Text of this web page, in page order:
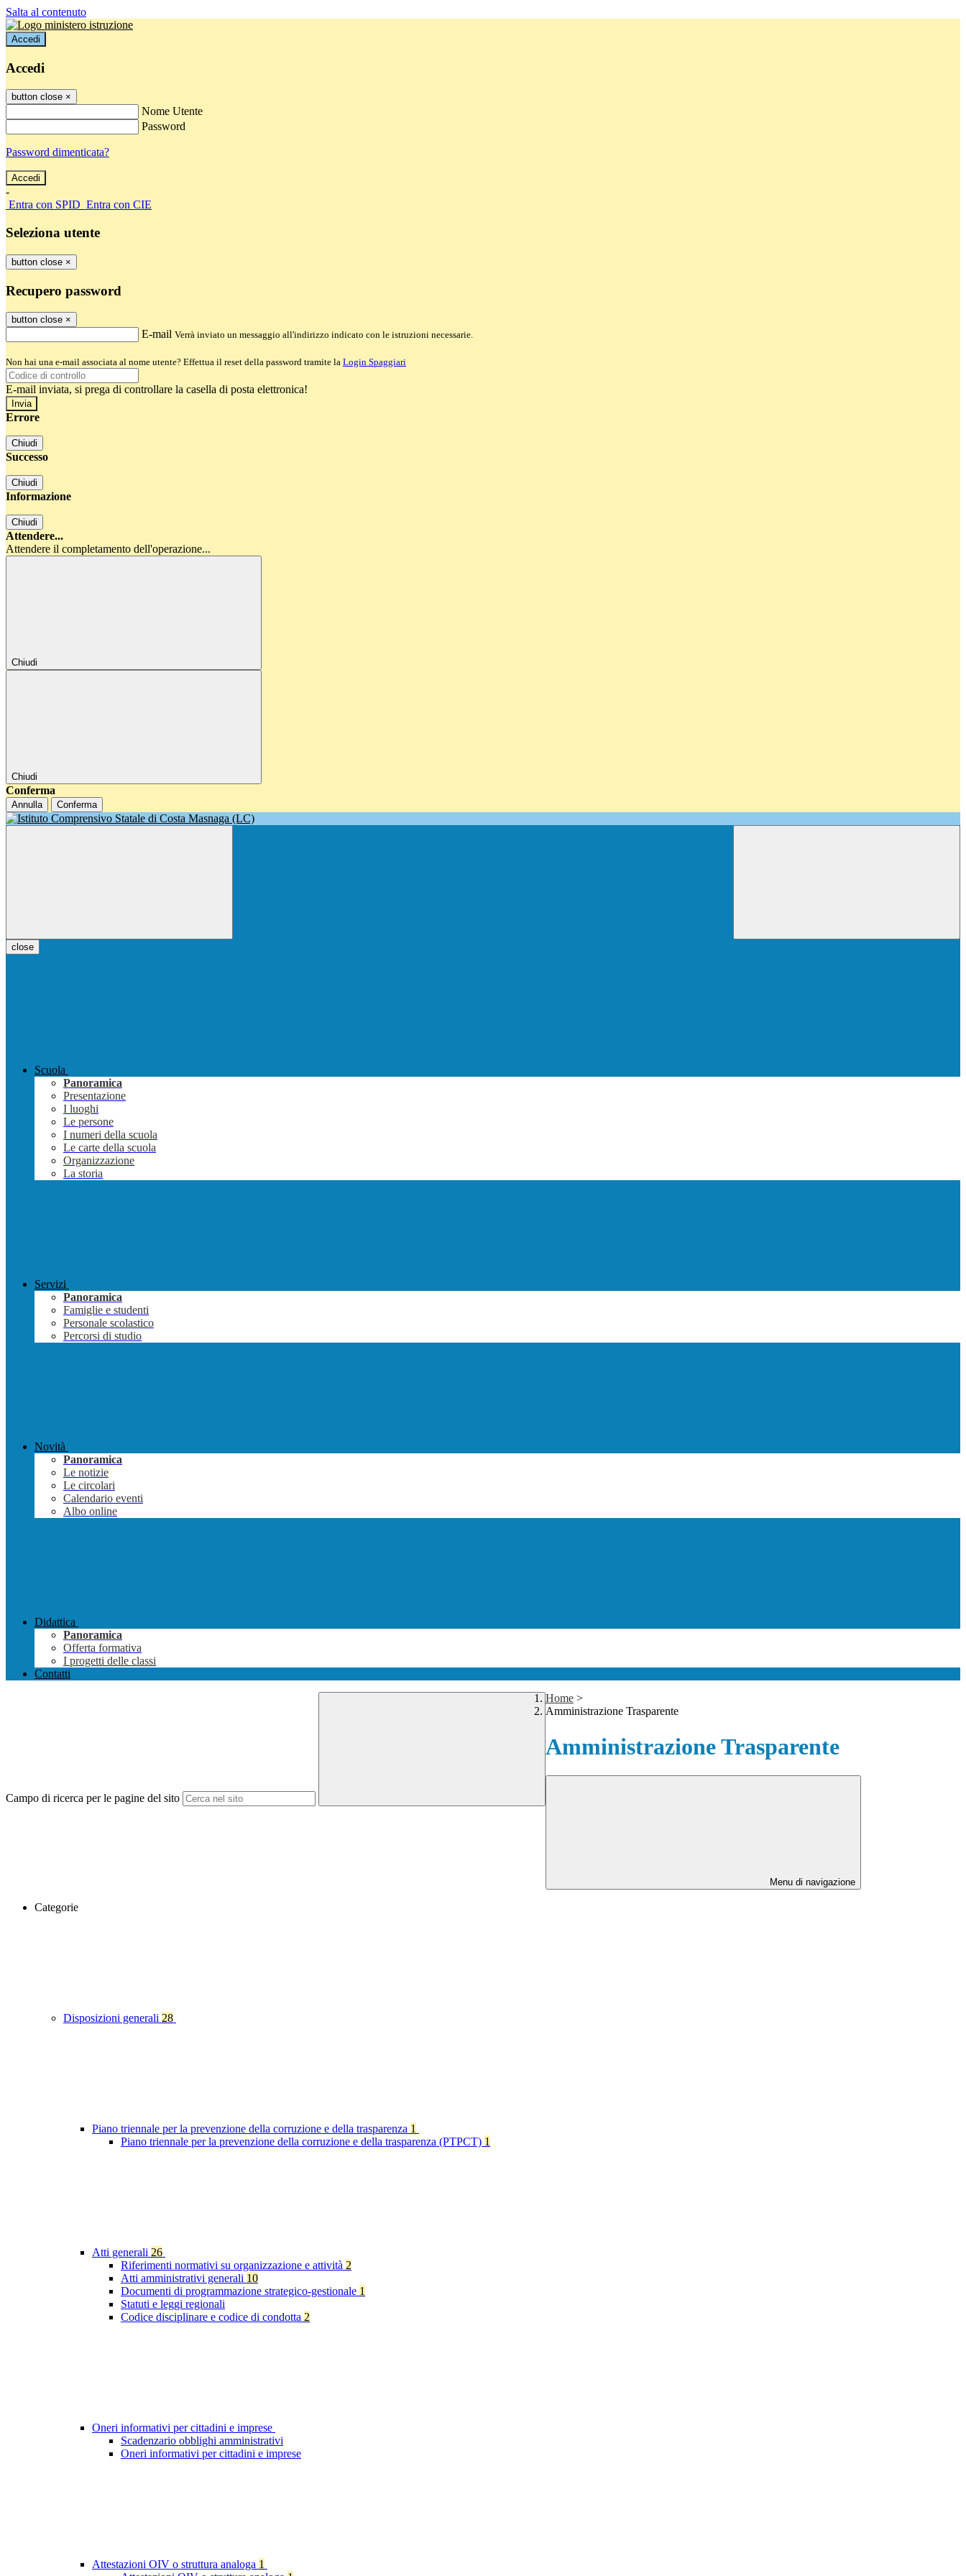
Salta al contenuto
Accedi
Accedi
button close ×
Nome Utente
Password
Password dimenticata?
-
Entra con SPID Entra con CIE
Seleziona utente
button close ×
Recupero password
button close ×
E-mail Verrà inviato un messaggio all'indirizzo indicato con le istruzioni necessarie.
Non hai una e-mail associata al nome utente? Effettua il reset della password tramite la Login Spaggiari
E-mail inviata, si prega di controllare la casella di posta elettronica!
Errore
Chiudi
Successo
Chiudi
Informazione
Chiudi
Attendere...
Attendere il completamento dell'operazione...
Chiudi
Chiudi
Conferma
Annulla Conferma
close
Scuola
Panoramica
Presentazione
I luoghi
Le persone
I numeri della scuola
Le carte della scuola
Organizzazione
La storia
Servizi
Panoramica
Famiglie e studenti
Personale scolastico
Percorsi di studio
Novità
Panoramica
Le notizie
Le circolari
Calendario eventi
Albo online
Didattica
Panoramica
Offerta formativa
I progetti delle classi
Contatti
Campo di ricerca per le pagine del sito
Home >
Amministrazione Trasparente
Amministrazione Trasparente
Menu di navigazione
Categorie
Disposizioni generali 28
Piano triennale per la prevenzione della corruzione e della trasparenza 1
Piano triennale per la prevenzione della corruzione e della trasparenza (PTPCT) 1
Atti generali 26
Riferimenti normativi su organizzazione e attività 2
Atti amministrativi generali 10
Documenti di programmazione strategico-gestionale 1
Statuti e leggi regionali
Codice disciplinare e codice di condotta 2
Oneri informativi per cittadini e imprese
Scadenzario obblighi amministrativi
Oneri informativi per cittadini e imprese
Attestazioni OIV o struttura analoga 1